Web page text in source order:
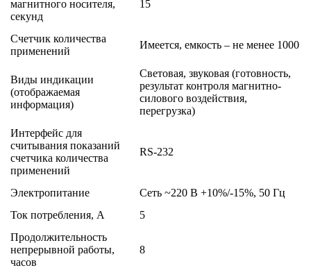
магнитного носителя,
секунд
15
Счетчик количества
применений
Имеется, емкость – не менее 1000
Виды индикации
(отображаемая
информация)
Световая, звуковая (готовность,
результат контроля магнитно-
силового воздействия,
перегрузка)
Интерфейс для
считывания показаний
счетчика количества
применений
RS-232
Электропитание
Сеть ~220 В +10%/-15%, 50 Гц
Ток потребления, А
5
Продолжительность
непрерывной работы,
часов
8